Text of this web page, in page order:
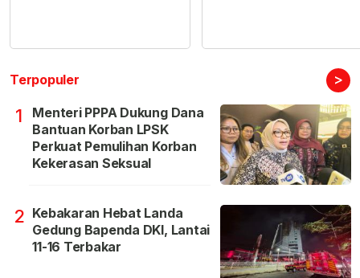
Terpopuler >
1
Menteri PPPA Dukung Dana
Bantuan Korban LPSK
Perkuat Pemulihan Korban
Kekerasan Seksual
2 Kebakaran Hebat Landa
Gedung Bapenda DKI, Lantai
11-16 Terbakar